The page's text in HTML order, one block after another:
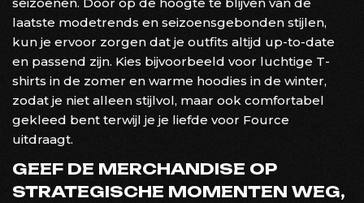
laatste modetrends en seizoensgebonden stijlen,
kun je ervoor zorgen dat je outfits altijd up-to-date
en passend zijn. Kies bijvoorbeeld voor luchtige T-
shirts in de zomer en warme hoodies in de winter,
zodat je niet alleen stijlvol, maar ook comfortabel
gekleed bent terwijl je je liefde voor Fource
uitdraagt.
GEEF DE MERCHANDISE OP
STRATEGISCHE MOMENTEN WEG,